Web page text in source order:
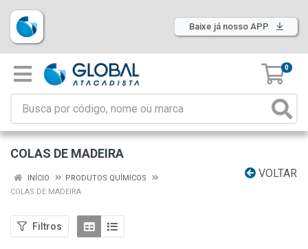
Baixe já nosso APP
0
COLAS DE MADEIRA
VOLTAR
INÍCIO
PRODUTOS QUÍMICOS
COLAS DE MADEIRA
Filtros